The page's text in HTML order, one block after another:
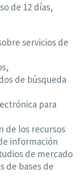
de 12 días,
servicios de
de búsqueda
para
de los recursos
información
de mercado
de bases de